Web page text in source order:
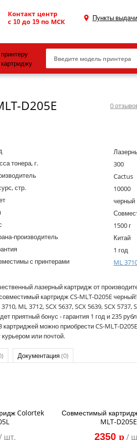
Контакт центр
с 10 до 19 по МСК
Пункты выдачи
HP
Xerox
Тонер и девелопер
картриджу
D205E 0
тонера, г.
300
Cactus
стр.
10000
черный
1500 г
производитель
Китай
1 год
с принтерами
ML
лазерный картридж от
картридж CS-MLT-D205E
ML 3712, SCX 5637, SCX 5639, SCX
приятный бонус - гарантия 1 год и 235
картриджей можно приобрести CS-MLT-
курьером или почтой.
Документация(0)
Colortek
шт.
Совместимый
MLT-D205E
2350 p/